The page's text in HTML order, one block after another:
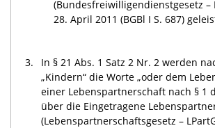
(Bundesfreiwilligendienstgesetz –
28. April 2011 (BGBl I S. 687)
3.
In § 21 Abs. 1 Satz 2 Nr. 2 werden
„Kindern“ die Worte „oder dem
einer Lebenspartnerschaft nach § 1
über die Eingetragene
(Lebenspartnerschaftsgesetz –